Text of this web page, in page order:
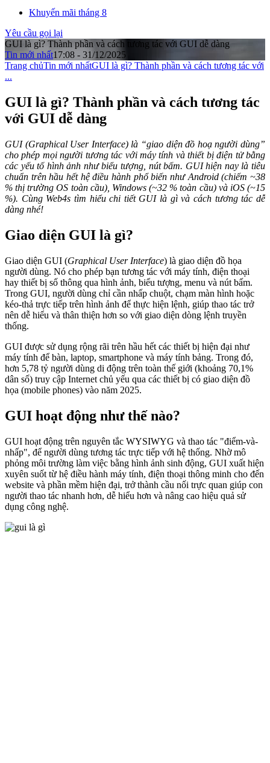
Khuyến mãi tháng 8
Yêu cầu gọi lại
GUI là gì? Thành phần và cách tương tác với GUI dễ dàng
Tin mới nhất17:08 - 31/12/2025
Trang chủTin mới nhấtGUI là gì? Thành phần và cách tương tác với
...
GUI là gì? Thành phần và cách tương tác
với GUI dễ dàng
GUI (Graphical User Interface) là “giao diện đồ hoạ người dùng”
cho phép mọi người tương tác với máy tính và thiết bị điện tử bằng
các yếu tố hình ảnh như biểu tượng, nút bấm. GUI hiện nay là tiêu
chuẩn trên hầu hết hệ điều hành phổ biến như Android (chiếm ~38
% thị trường OS toàn cầu), Windows (~32 % toàn cầu) và iOS (~15
%). Cùng Web4s tìm hiểu chi tiết GUI là gì và cách tương tác dễ
dàng nhé!
Giao diện GUI là gì?
Giao diện GUI (Graphical User Interface) là giao diện đồ họa
người dùng. Nó cho phép bạn tương tác với máy tính, điện thoại
hay thiết bị số thông qua hình ảnh, biểu tượng, menu và nút bấm.
Trong GUI, người dùng chỉ cần nhấp chuột, chạm màn hình hoặc
kéo-thả trực tiếp trên hình ảnh để thực hiện lệnh, giúp thao tác trở
nên dễ hiểu và thân thiện hơn so với giao diện dòng lệnh truyền
thống.
GUI được sử dụng rộng rãi trên hầu hết các thiết bị hiện đại như
máy tính để bàn, laptop, smartphone và máy tính bảng. Trong đó,
hơn 5,78 tỷ người dùng di động trên toàn thế giới (khoảng 70,1%
dân số) truy cập Internet chủ yếu qua các thiết bị có giao diện đồ
họa (mobile phones) vào năm 2025.
GUI hoạt động như thế nào?
GUI hoạt động trên nguyên tắc WYSIWYG và thao tác "điểm-và-
nhấp", để người dùng tương tác trực tiếp với hệ thống. Nhờ mô
phỏng môi trường làm việc bằng hình ảnh sinh động, GUI xuất hiện
xuyên suốt từ hệ điều hành máy tính, điện thoại thông minh cho đến
website và phần mềm hiện đại, trở thành cầu nối trực quan giúp con
người thao tác nhanh hơn, dễ hiểu hơn và nâng cao hiệu quả sử
dụng công nghệ.